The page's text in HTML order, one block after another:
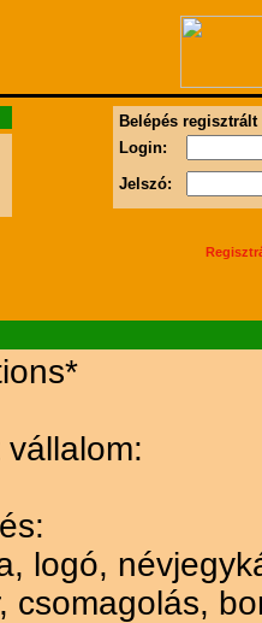
Belépés regisztrált
Login:
Jelszó:
logó,
csomagolás,